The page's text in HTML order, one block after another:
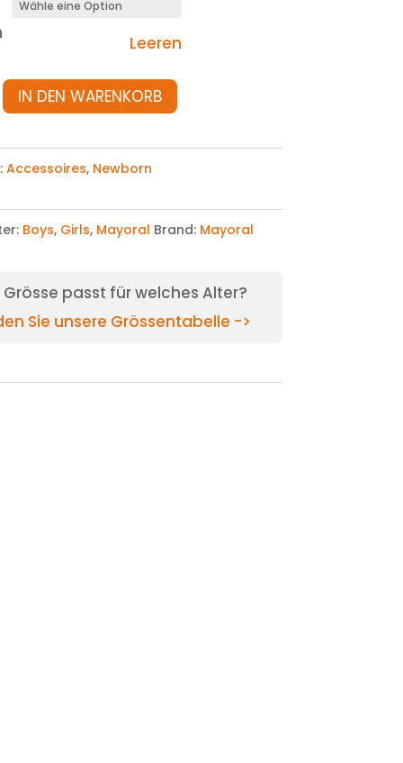
Leeren
IN DEN WARENKORB
Accessoires, Newborn
Boys, Girls, Mayoral Brand: Mayoral
passt für welches Alter?
Sie unsere Grössentabelle ->